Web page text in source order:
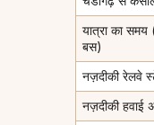
यात्रा का समय
बस)
नज़दीकी रेलवे
नज़दीकी हवाई